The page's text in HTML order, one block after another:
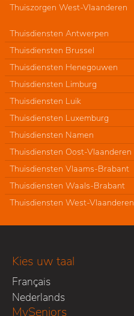
Thuiszorgen West-Vlaanderen
Thuisdiensten Antwerpen
Thuisdiensten Brussel
Thuisdiensten Henegouwen
Thuisdiensten Limburg
Thuisdiensten Luik
Thuisdiensten Luxemburg
Thuisdiensten Namen
Thuisdiensten Oost-Vlaanderen
Thuisdiensten Vlaams-Brabant
Thuisdiensten Waals-Brabant
Thuisdiensten West-Vlaanderen
Kies uw taal
Français
Nederlands
MySeniors